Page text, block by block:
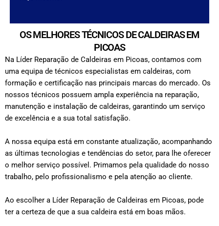
OS MELHORES TÉCNICOS DE CALDEIRAS EM
PICOAS
Na Líder Reparação de Caldeiras em Picoas, contamos com
uma equipa de técnicos especialistas em caldeiras, com
formação e certificação nas principais marcas do mercado. Os
nossos técnicos possuem ampla experiência na reparação,
manutenção e instalação de caldeiras, garantindo um serviço
de excelência e a sua total satisfação.
A nossa equipa está em constante atualização, acompanhando
as últimas tecnologias e tendências do setor, para lhe oferecer
o melhor serviço possível. Primamos pela qualidade do nosso
trabalho, pelo profissionalismo e pela atenção ao cliente.
Ao escolher a Líder Reparação de Caldeiras em Picoas, pode
ter a certeza de que a sua caldeira está em boas mãos.